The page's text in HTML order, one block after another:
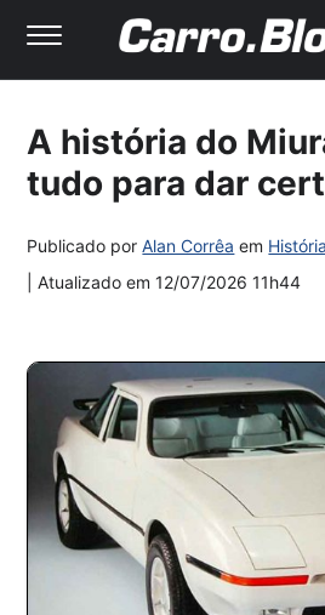
A história do
tudo para dar
Publicado porAlan Corrêa em História
| Atualizado em12/07/2026 11h44